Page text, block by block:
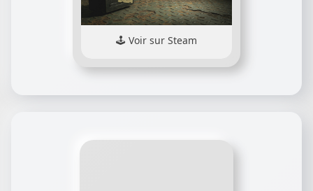
Voir sur Steam